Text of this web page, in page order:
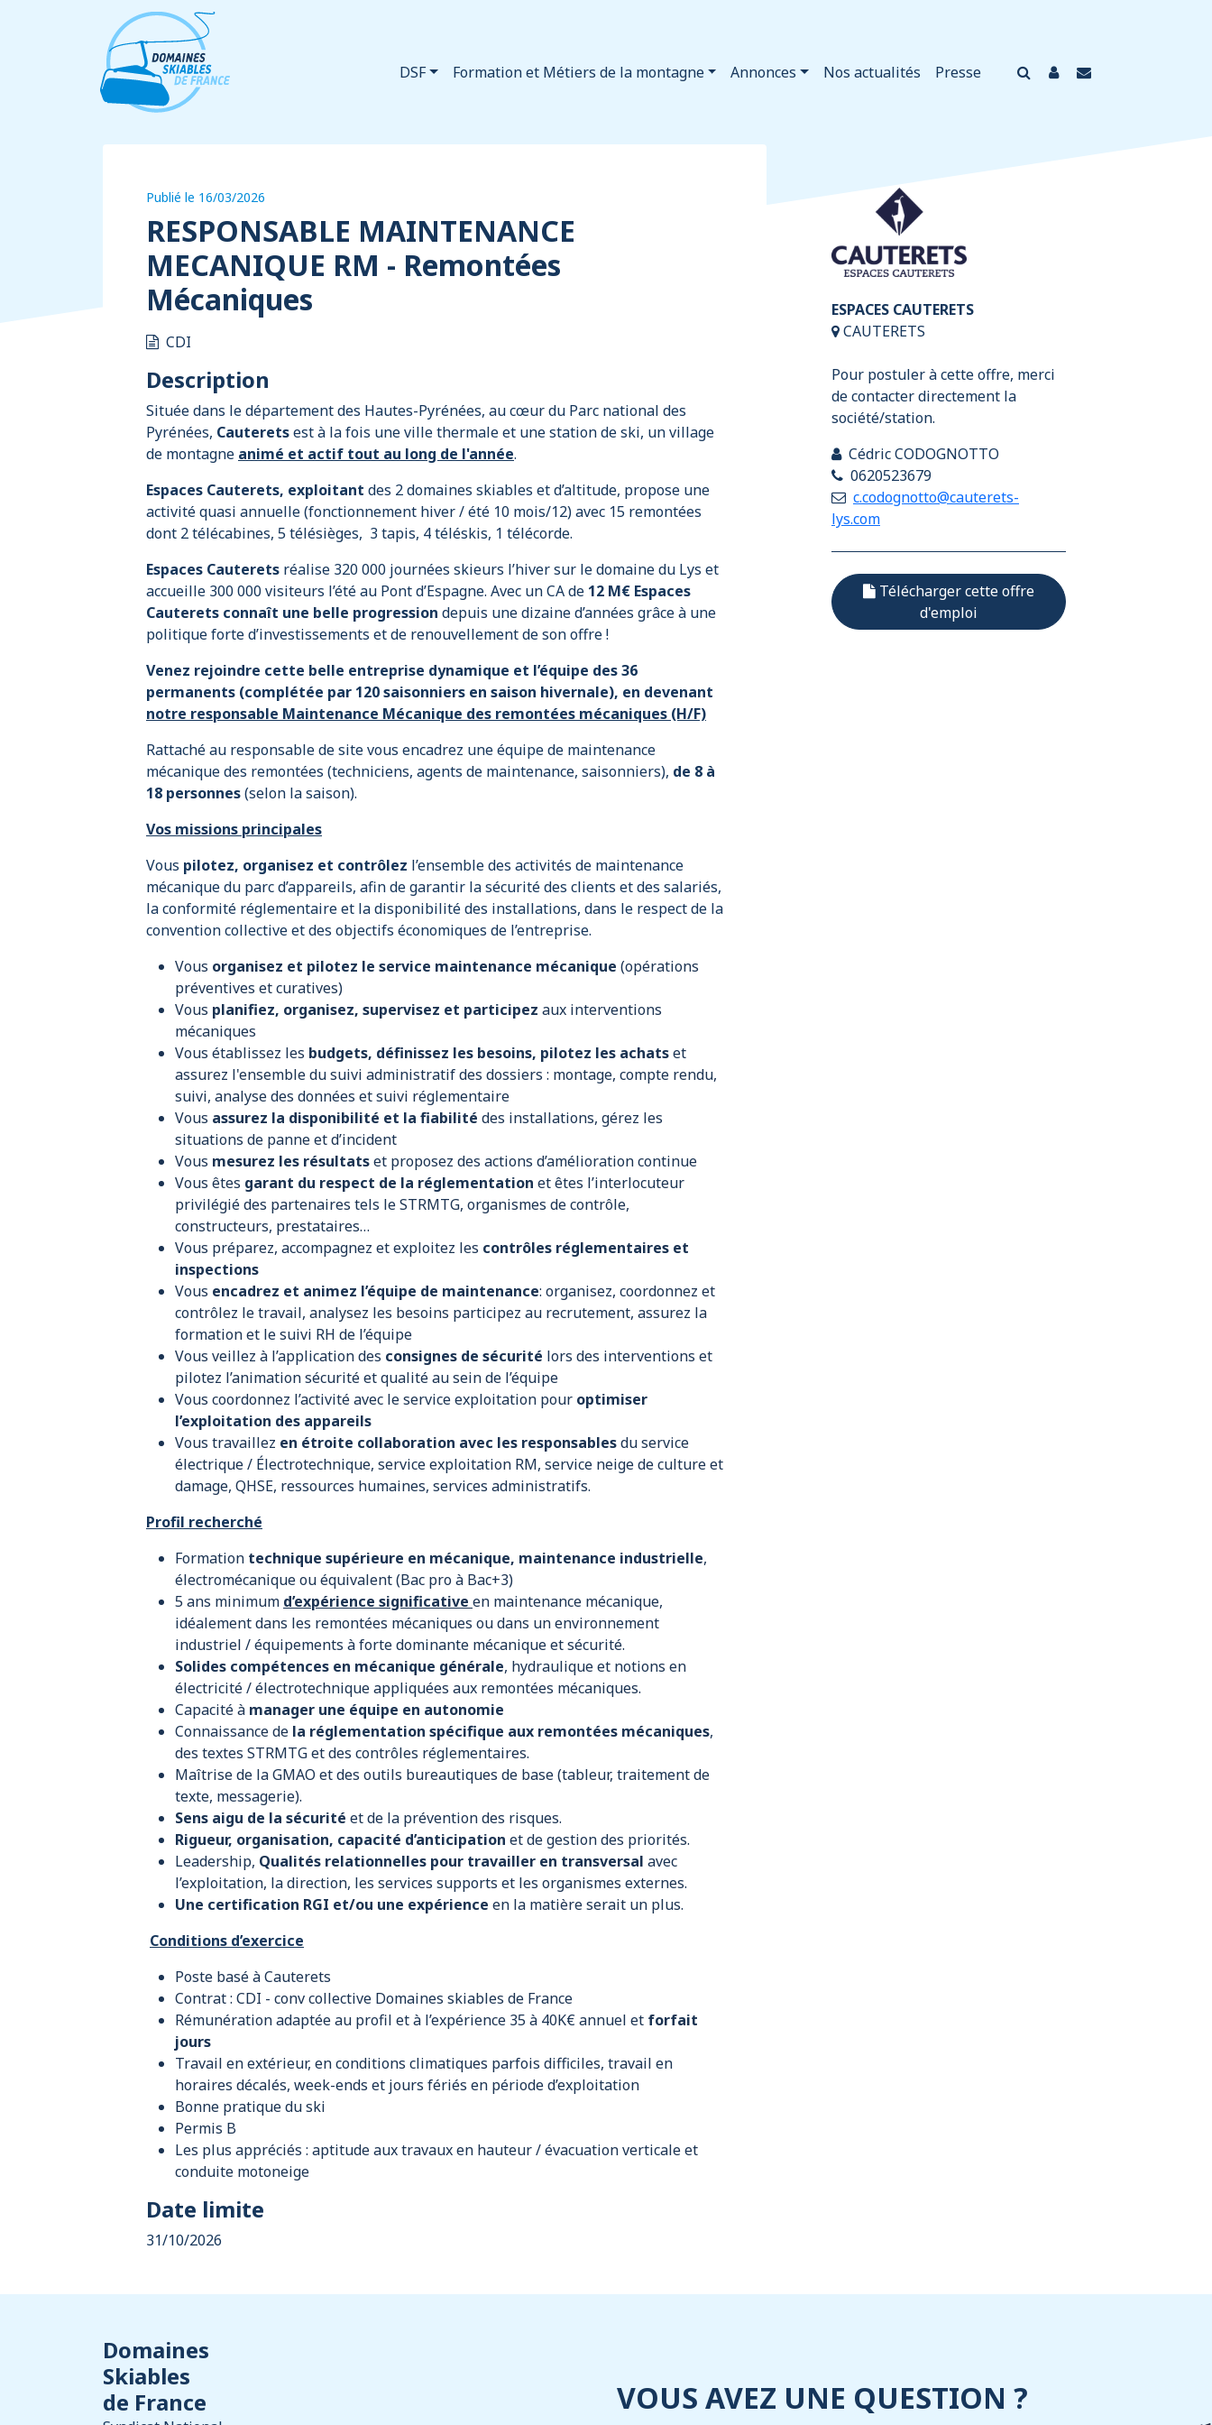
DSF Formation et Métiers de la montagne Annonces Nos actualités Presse
Publié le 16/03/2026
RESPONSABLE MAINTENANCE
MECANIQUE RM - Remontées
Mécaniques
CDI
Description
Située dans le département des Hautes-Pyrénées, au cœur du Parc national des
Pyrénées, Cauteretsest à la fois une ville thermale et une station de ski, un village
de montagne animé et actif tout au long de l'année.
Espaces Cauterets, exploitant des 2 domaines skiables et d’altitude, propose une
activité quasi annuelle (fonctionnement hiver / été 10 mois/12) avec 15 remontées
dont 2 télécabines, 5 télésièges, 3 tapis, 4 téléskis, 1 télécorde.
Espaces Cauterets réalise 320 000 journées skieurs l’hiver sur le domaine du Lys et
accueille 300 000 visiteurs l’été au Pont d’Espagne. Avec un CA de 12 M€ Espaces
Cauterets connaît une belle progression depuis une dizaine d’années grâce à une
politique forte d’investissements et de renouvellement de son offre !
Venez rejoindre cette belle entreprise dynamique et l’équipe des 36
permanents (complétée par 120 saisonniers en saison hivernale), en devenant
notre responsable Maintenance Mécanique des remontées mécaniques (H/F)
Rattaché au responsable de site vous encadrez une équipe de maintenance
mécanique des remontées (techniciens, agents de maintenance, saisonniers), de 8 à
18 personnes(selon la saison).
Vos missions principales
Vous pilotez, organisez et contrôlez l’ensemble des activités de maintenance
mécanique du parc d’appareils, afin de garantir la sécurité des clients et des salariés,
la conformité réglementaire et la disponibilité des installations, dans le respect de la
convention collective et des objectifs économiques de l’entreprise.
Vous organisez et pilotez le service maintenance mécanique (opérations
préventives et curatives)
Vous planifiez, organisez, supervisez et participez aux interventions
mécaniques
Vous établissez les budgets, définissez les besoins, pilotez les achatset
assurez l'ensemble du suivi administratif des dossiers : montage, compte rendu,
suivi, analyse des données et suivi réglementaire
Vous assurez la disponibilité et la fiabilité des installations, gérez les
situations de panne et d’incident
Vous mesurez les résultatset proposez des actions d’amélioration continue
Vous êtes garant du respect de la réglementation et êtes l’interlocuteur
privilégié des partenaires tels le STRMTG, organismes de contrôle,
constructeurs, prestataires…
Vous préparez, accompagnez et exploitez les contrôles réglementaires et
inspections
Vous encadrez et animez l’équipe de maintenance: organisez, coordonnez et
contrôlez le travail, analysez les besoins participez au recrutement, assurez la
formation et le suivi RH de l’équipe
Vous veillez à l’application des consignes de sécurité lors des interventions et
pilotez l’animation sécurité et qualité au sein de l’équipe
Vous coordonnez l’activité avec le service exploitation pour optimiser
l’exploitation des appareils
Vous travaillez en étroite collaboration avec les responsablesdu service
électrique / Électrotechnique, service exploitation RM, service neige de culture et
damage, QHSE, ressources humaines, services administratifs.
Profil recherché
Formation technique supérieure en mécanique, maintenance industrielle,
électromécanique ou équivalent (Bac pro à Bac+3)
5 ans minimum d’expérience significative en maintenance mécanique,
idéalement dans les remontées mécaniques ou dans un environnement
industriel / équipements à forte dominante mécanique et sécurité.
Solides compétences en mécanique générale, hydraulique et notions en
électricité / électrotechnique appliquées aux remontées mécaniques.
Capacité à manager une équipe en autonomie
Connaissance de la réglementation spécifique aux remontées mécaniques,
des textes STRMTG et des contrôles réglementaires.
Maîtrise de la GMAO et des outils bureautiques de base (tableur, traitement de
texte, messagerie).
Sens aigu de la sécurité et de la prévention des risques.
Rigueur, organisation, capacité d’anticipation et de gestion des priorités.
Leadership, Qualités relationnelles pour travailler en transversal avec
l’exploitation, la direction, les services supports et les organismes externes.
Une certification RGI et/ou une expérience en la matière serait un plus.
Conditions d’exercice
Poste basé à Cauterets
Contrat : CDI - conv collective Domaines skiables de France
Rémunération adaptée au profil et à l’expérience 35 à 40K€ annuel et forfait
jours
Travail en extérieur, en conditions climatiques parfois difficiles, travail en
horaires décalés, week-ends et jours fériés en période d’exploitation
Bonne pratique du ski
Permis B
Les plus appréciés : aptitude aux travaux en hauteur / évacuation verticale et
conduite motoneige
Date limite
31/10/2026
ESPACES CAUTERETS
CAUTERETS
Pour postuler à cette offre, merci
de contacter directement la
société/station.
Cédric CODOGNOTTO
0620523679
c.codognotto@cauterets-
lys.com
Télécharger cette offre
d'emploi
Domaines
Skiables
de France
VOUS AVEZ UNE QUESTION ?
Panneau de gestion des cookies